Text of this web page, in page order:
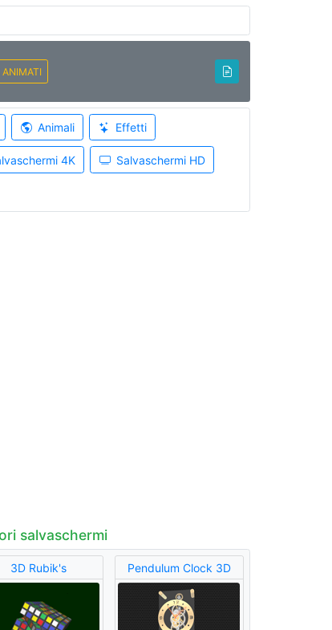
ANIMATI
Animali Effetti
4K Salvaschermi HD
salvaschermi
3D Rubik's Pendulum Clock 3D